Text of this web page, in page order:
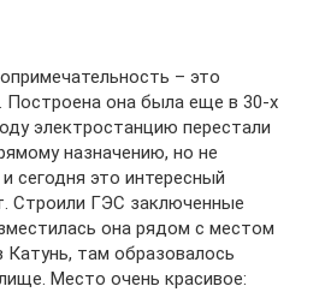
– это
Построена она была еще в 30-х
электростанцию перестали
назначению, но не
сегодня это интересный
Строили ГЭС заключенные
она рядом с местом
Катунь, там образовалось
Место очень красивое: